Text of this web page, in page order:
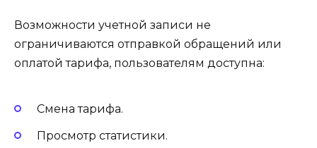
Возможности учетной записи не
ограничиваются отправкой обращений или
оплатой тарифа, пользователям доступна:
Смена тарифа.
Просмотр статистики.